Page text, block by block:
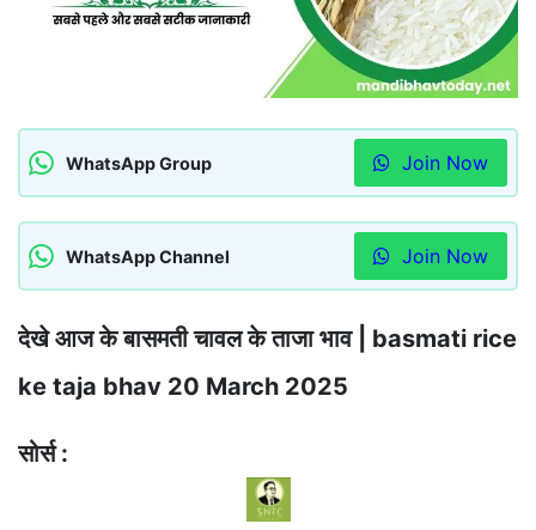
WhatsApp Group Join Now
WhatsApp Channel Join Now
देखे आज के बासमती चावल के ताजा भाव | basmati rice
ke taja bhav 20 March 2025
सोर्स :